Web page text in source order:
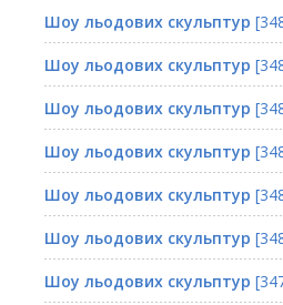
Шоу льодових скульптур
Шоу льодових скульптур
Шоу льодових скульптур
Шоу льодових скульптур
Шоу льодових скульптур
Шоу льодових скульптур
Шоу льодових скульптур